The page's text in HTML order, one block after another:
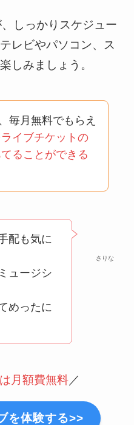
しっかりスケジュー
レビやパソコン、ス
しみましょう。
毎月無料でもらえ
イブチケットの
ることができる
さりな
配も気に
ュージシ
めったに
月額費無料／
を体験する>>